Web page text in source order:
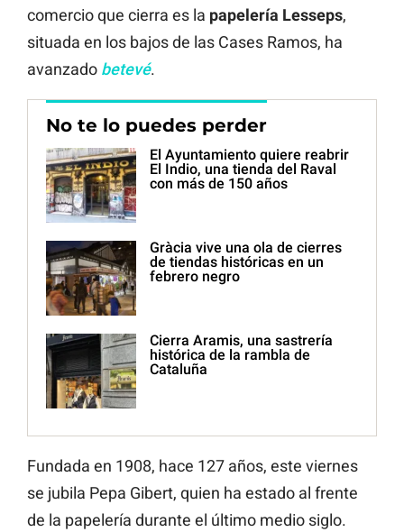
comercio que cierra es la papelería Lesseps,
situada en los bajos de las Cases Ramos, ha
avanzado betevé.
No te lo puedes perder
El Ayuntamiento quiere reabrir
El Indio, una tienda del Raval
con más de 150 años
Gràcia vive una ola de cierres
de tiendas históricas en un
febrero negro
Cierra Aramis, una sastrería
histórica de la rambla de
Cataluña
Fundada en 1908, hace 127 años, este viernes
se jubila Pepa Gibert, quien ha estado al frente
de la papelería durante el último medio siglo.